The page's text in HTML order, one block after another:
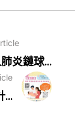
炎鏈球...
...